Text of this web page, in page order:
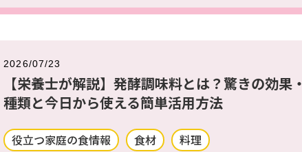
2026/07/23
【栄養士が解説】発酵調味料とは？驚きの効果・
種類と今日から使える簡単活用方法
役立つ家庭の食情報 食材
料理